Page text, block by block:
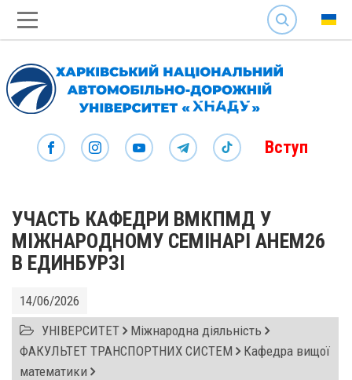
SEARCH
Вступ
УЧАСТЬ КАФЕДРИ ВМКПМД У
МІЖНАРОДНОМУ СЕМІНАРІ AHEM26
В ЕДИНБУРЗІ
14/06/2026
УНІВЕРСИТЕТ Міжнародна діяльність
ФАКУЛЬТЕТ ТРАНСПОРТНИХ СИСТЕМ Кафедра вищої
математики